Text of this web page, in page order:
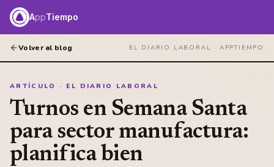
AppTiempo
Volver al blog EL DIARIO LABORAL · APPTIEMPO
ARTÍCULO · EL DIARIO LABORAL
Turnos en Semana Santa
para sector manufactura:
planifica bien